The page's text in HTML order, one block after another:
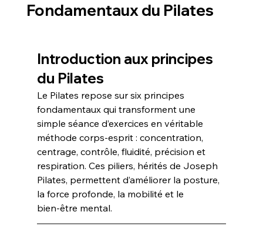
Fondamentaux du Pilates
Introduction aux principes
du Pilates
Le Pilates repose sur six principes
fondamentaux qui transforment une
simple séance d’exercices en véritable
méthode corps-esprit : concentration,
centrage, contrôle, fluidité, précision et
respiration. Ces piliers, hérités de Joseph
Pilates, permettent d’améliorer la posture,
la force profonde, la mobilité et le
bien‑être mental.